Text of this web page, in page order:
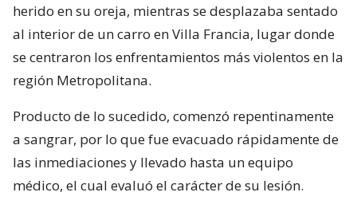
herido en su oreja, mientras se desplazaba sentado
al interior de un carro en Villa Francia, lugar donde
se centraron los enfrentamientos más violentos en la
región Metropolitana.
Producto de lo sucedido, comenzó repentinamente
a sangrar, por lo que fue evacuado rápidamente de
las inmediaciones y llevado hasta un equipo
médico, el cual evaluó el carácter de su lesión.